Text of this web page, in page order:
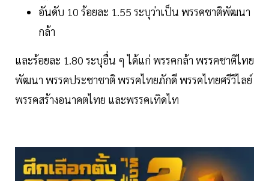
อันดับ 10 ร้อยละ 1.55 ระบุว่าเป็น พรรคชาติพัฒนา
กล้า
และร้อยละ 1.80 ระบุอื่น ๆ ได้แก่ พรรคกล้า พรรคชาติไทย
พัฒนา พรรคประชาชาติ พรรคไทยภักดี พรรคไทยศรีวิไลย์
พรรคสร้างอนาคตไทย และพรรคเทิดไท